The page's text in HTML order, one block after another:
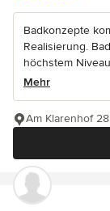
Badkonzepte
Realisierung.
höchstem
Mehr
Am Klarenhof